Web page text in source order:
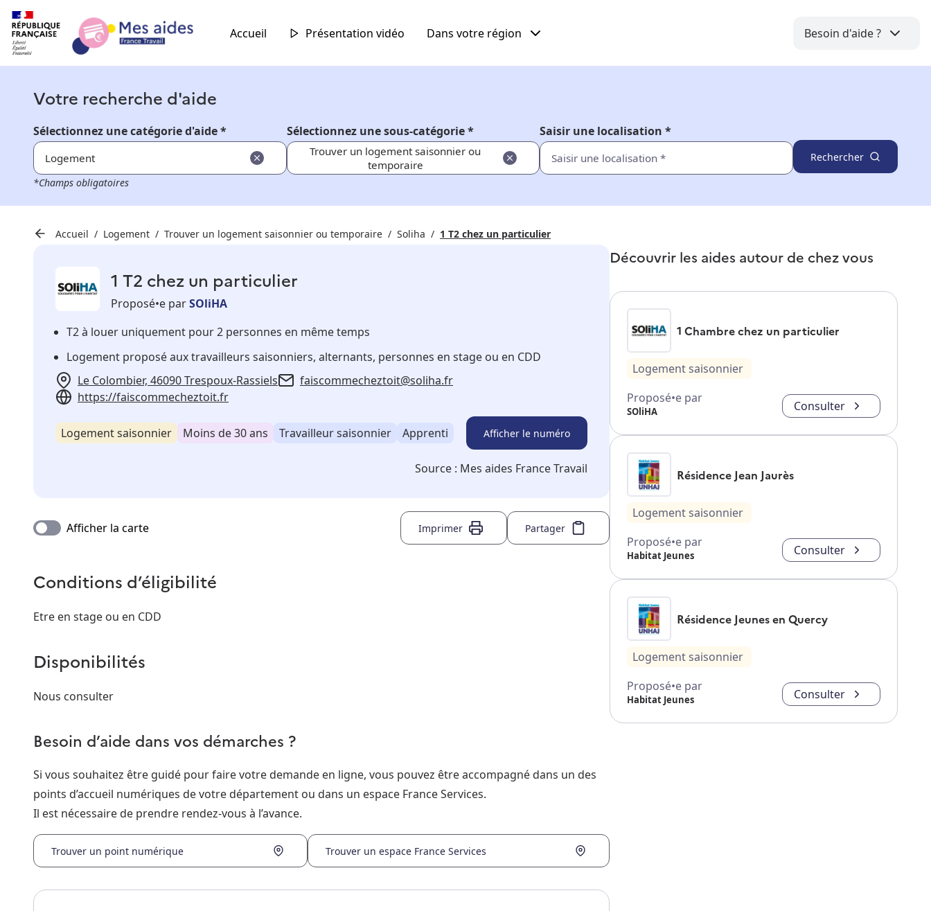
Accueil Présentation vidéo Dans votre région Besoin d'aide ?
Votre recherche d'aide
Sélectionnez une catégorie d'aide *
Logement
Sélectionnez une sous-catégorie *
Trouver un logement saisonnier ou
temporaire
Saisir une localisation *
Rechercher
*Champs obligatoires
Accueil Logement Trouver un logement saisonnier ou temporaire Soliha 1 T2 chez un particulier
1 T2 chez un particulier
Proposé•e parSOliHA
T2 à louer uniquement pour 2 personnes en même temps
Logement proposé aux travailleurs saisonniers, alternants, personnes en stage ou en CDD
Le Colombier, 46090 Trespoux-Rassiels
faiscommecheztoit@soliha.fr
https://faiscommecheztoit.fr
Logement saisonnier Moins de 30 ans Travailleur saisonnier Apprenti Afficher le numéro
Source : Mes aides France Travail
Afficher la carte Imprimer Partager
Conditions d’éligibilité
Etre en stage ou en CDD
Disponibilités
Nous consulter
Besoin d’aide dans vos démarches ?
Si vous souhaitez être guidé pour faire votre demande en ligne, vous pouvez être accompagné dans un des
points d’accueil numériques de votre département ou dans un espace France Services.
Il est nécessaire de prendre rendez-vous à l’avance.
Trouver un point numérique Trouver un espace France Services
Découvrir les aides autour de chez vous
1 Chambre chez un particulier
Logement saisonnier
Proposé•e par
SOliHA Consulter
Résidence Jean Jaurès
Logement saisonnier
Proposé•e par
Habitat Jeunes Consulter
Résidence Jeunes en Quercy
Logement saisonnier
Proposé•e par
Habitat Jeunes Consulter